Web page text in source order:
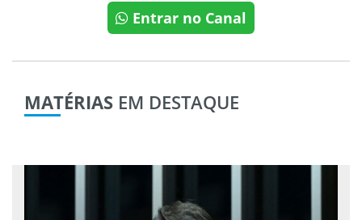
Entrar no Canal
MATÉRIAS EM DESTAQUE